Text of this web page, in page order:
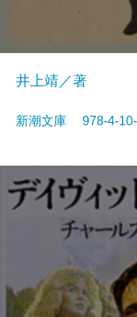
井上靖／著
新潮文庫 978-4-